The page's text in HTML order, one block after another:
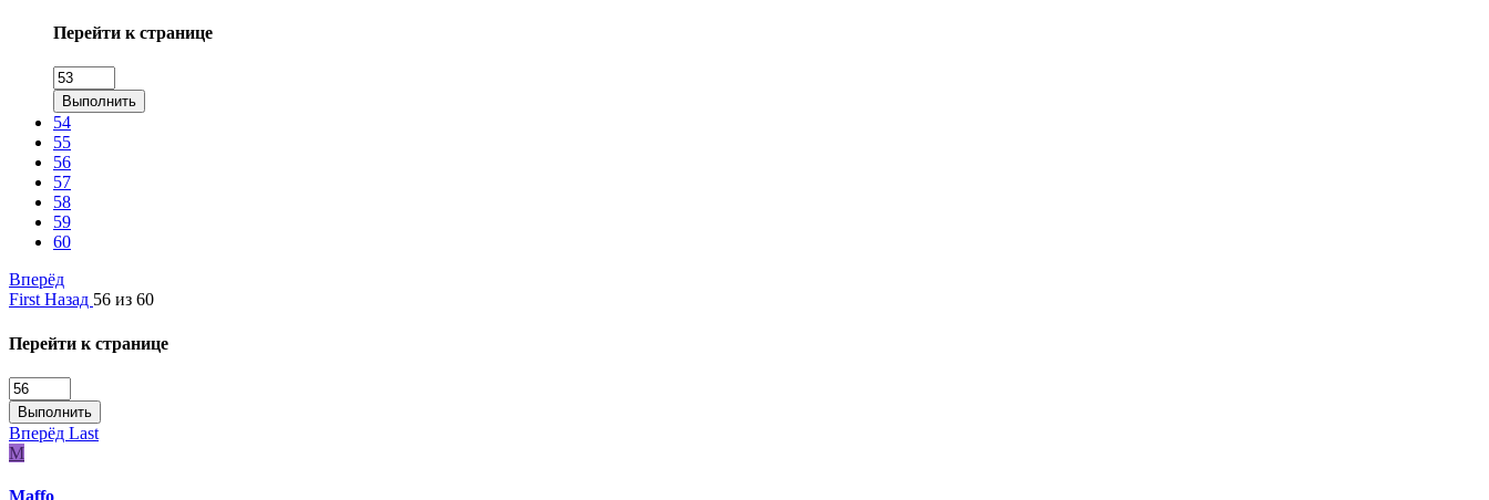
Перейти к странице
Выполнить
54
55
56
57
58
59
60
Вперёд
First Назад 56 из 60
Перейти к странице
Выполнить
Вперёд Last
M